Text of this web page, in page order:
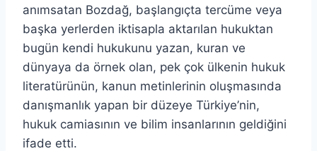
anımsatan Bozdağ, başlangıçta tercüme veya
başka yerlerden iktisapla aktarılan hukuktan
bugün kendi hukukunu yazan, kuran ve
dünyaya da örnek olan, pek çok ülkenin hukuk
literatürünün, kanun metinlerinin oluşmasında
danışmanlık yapan bir düzeye Türkiye’nin,
hukuk camiasının ve bilim insanlarının geldiğini
ifade etti.